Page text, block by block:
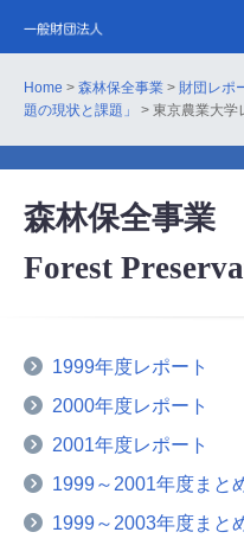
Home > 森林保全事業 > 財団レポ
題の現状と課題」
> 東京農業大学
森林保全事業
Forest
1999年度レポート
2000年度レポート
2001年度レポート
1999～2001年度まと
1999～2003年度まと